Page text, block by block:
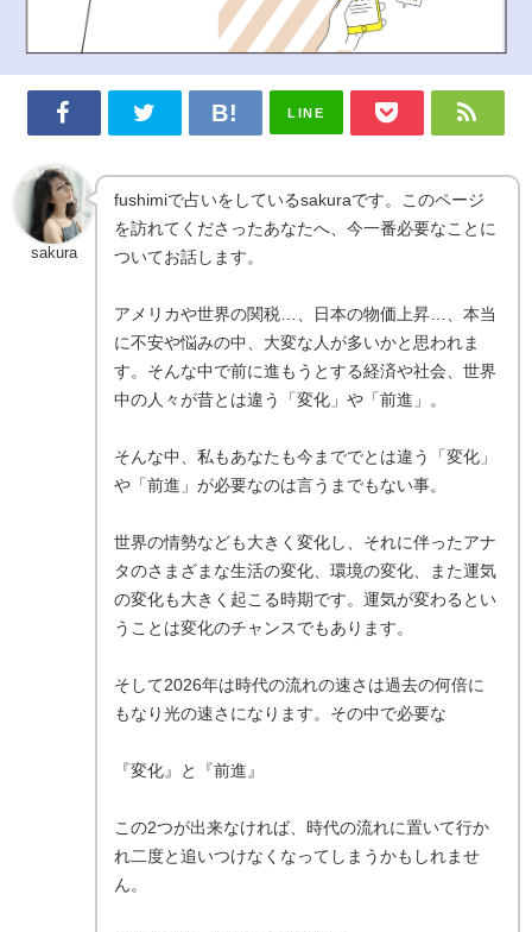
LINE
sakura
fushimiで占いをしているsakuraです。このページ
を訪れてくださったあなたへ、今一番必要なことに
ついてお話します。
アメリカや世界の関税…、日本の物価上昇…、本当
に不安や悩みの中、大変な人が多いかと思われま
す。そんな中で前に進もうとする経済や社会、世界
中の人々が昔とは違う「変化」や「前進」。
そんな中、私もあなたも今まででとは違う「変化」
や「前進」が必要なのは言うまでもない事。
世界の情勢なども大きく変化し、それに伴ったアナ
タのさまざまな生活の変化、環境の変化、また運気
の変化も大きく起こる時期です。運気が変わるとい
うことは変化のチャンスでもあります。
そして2026年は時代の流れの速さは過去の何倍に
もなり光の速さになります。その中で必要な
『変化』と『前進』
この2つが出来なければ、時代の流れに置いて行か
れ二度と追いつけなくなってしまうかもしれませ
ん。